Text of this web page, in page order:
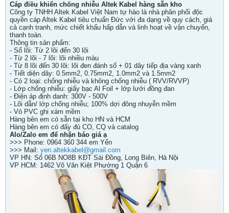
Cáp điều khiển chống nhiễu Altek Kabel hàng sẵn kho
Công ty TNHH Altek Kabel Việt Nam tự hào là nhà phân phối độc
quyền cáp Altek Kabel tiêu chuẩn Đức với đa dạng về quy cách, giá
cả cạnh tranh, mức chiết khấu hấp dẫn và linh hoạt về vận chuyển,
thanh toán.
Thông tin sản phẩm:
- Số lõi: Từ 2 lõi đến 30 lõi
- Từ 2 lõi - 7 lõi: lõi nhiều màu
- Từ 8 lõi đến 30 lõi: lõi đen đánh số + 01 dây tiếp địa vàng xanh
- Tiết diện dây: 0.5mm2, 0.75mm2, 1.0mm2 và 1.5mm2
- Có 2 loại: chống nhiễu và không chống nhiễu ( RVV/RVVP)
- Lớp chống nhiễu: giấy bạc Al Foil + lớp lưới đồng đan
- Điện áp định danh: 300V - 500V
- Lõi dẫn/ lớp chống nhiễu; 100% dợi đông nhuyễn mềm
- Vỏ PVC ghi xám mềm
Hàng bên em có sẵn tại kho HN và HCM
Hàng bên em có đấy đủ CO, CQ và catalog
Alo/Zalo em để nhận báo giá ạ
>>> Phone: 0964 360 344 em Yến
>>> Mail: yen.altekkabel@gmail.com
VP HN: Số 06B NO8B KĐT Sài Đồng, Long Biên, Hà Nội
VP HCM: 1462 Võ Văn Kiệt Phường 1 Quận 6